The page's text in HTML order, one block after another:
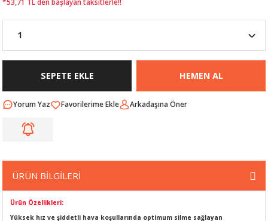
SEPETE EKLE HEMEN AL
Yorum Yaz Arkadaşına Öner
ÜRÜN BİLGİLERİ
Ürün Özellikleri:
Yüksek hız ve şiddetli hava koşullarında optimum silme sağlayan